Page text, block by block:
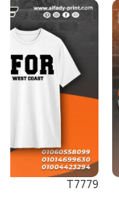
T7779